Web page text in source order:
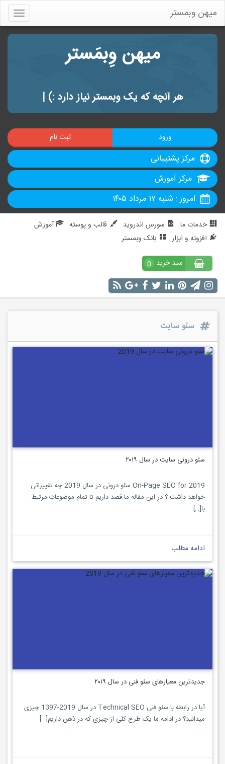
میهن وبمستر
میهن وِبمَستر
هر آنچه که یک وبمستر نیاز دارد :) |
ورود ثبت نام
مرکز پشتیبانی
مرکز آموزش
امروز : شنبه ۱۷ مرداد ۱۴۰۵
خدمات ما سورس اندروید قالب و پوسته
آموزش
افزونه و ابزار
بانک وبمستر
سبد خرید 0
سئو سایت
سئو درونی سایت در سال ۲۰۱۹
On-Page SEO for 2019 سئو درونی در سال 2019 چه تغییراتی
خواهد داشت ؟ در این مقاله ما قصد داریم تا تمام موضوعات مرتبط
با[…]
ادامه مطلب
جدیدترین معیارهای سئو فنی در سال ۲۰۱۹
آیا در رابطه با سئو فنی Technical SEO در سال 2019-1397 چیزی
میدانید؟ در ادامه ما یک طرح کلی از چیزی که در ذهن داریم[…]